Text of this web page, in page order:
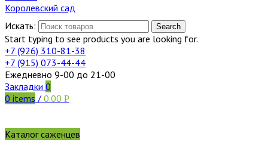
Искать: Search
Start typing to see products you are looking for.
+7 (926) 310-81-38
+7 (915) 073-44-44
Ежедневно 9-00 до 21-00
Закладки 0
0 items / 0.00 Р
Каталог саженцев